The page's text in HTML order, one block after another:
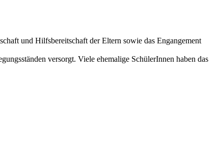
und Hilfsbereitschaft der Eltern sowie das Engangement
versorgt. Viele ehemalige SchülerInnen haben das